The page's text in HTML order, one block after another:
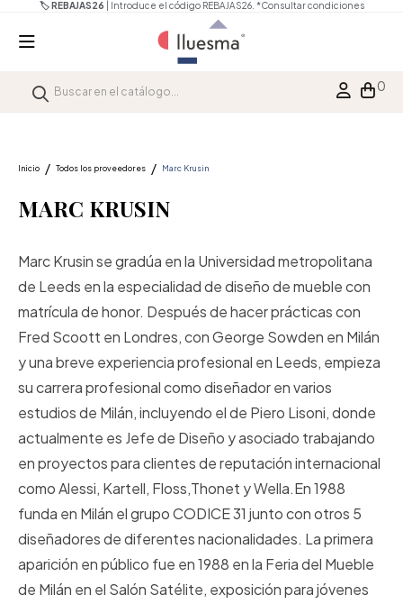
🏷️ REBAJAS26 | Introduce el código REBAJAS26. *Consultar condiciones
0
Inicio Todos los proveedores Marc Krusin
MARC KRUSIN
Marc Krusin se gradúa en la Universidad metropolitana
de Leeds en la especialidad de diseño de mueble con
matrícula de honor. Después de hacer prácticas con
Fred Scoott en Londres, con George Sowden en Milán
y una breve experiencia profesional en Leeds, empieza
su carrera profesional como diseñador en varios
estudios de Milán, incluyendo el de Piero Lisoni, donde
actualmente es Jefe de Diseño y asociado trabajando
en proyectos para clientes de reputación internacional
como Alessi, Kartell, Floss,Thonet y Wella.En 1988
funda en Milán el grupo CODICE 31 junto con otros 5
diseñadores de diferentes nacionalidades. La primera
aparición en público fue en 1988 en la Feria del Mueble
de Milán en el Salón Satélite, exposición para jóvenes